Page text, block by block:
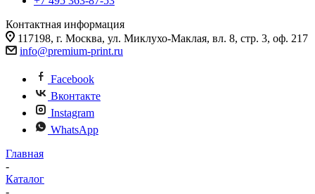
Контактная информация
117198, г. Москва, ул. Миклухо-Маклая, вл. 8, стр. 3, оф. 217
info@premium-print.ru
Facebook
Вконтакте
Instagram
WhatsApp
Главная
-
Каталог
-